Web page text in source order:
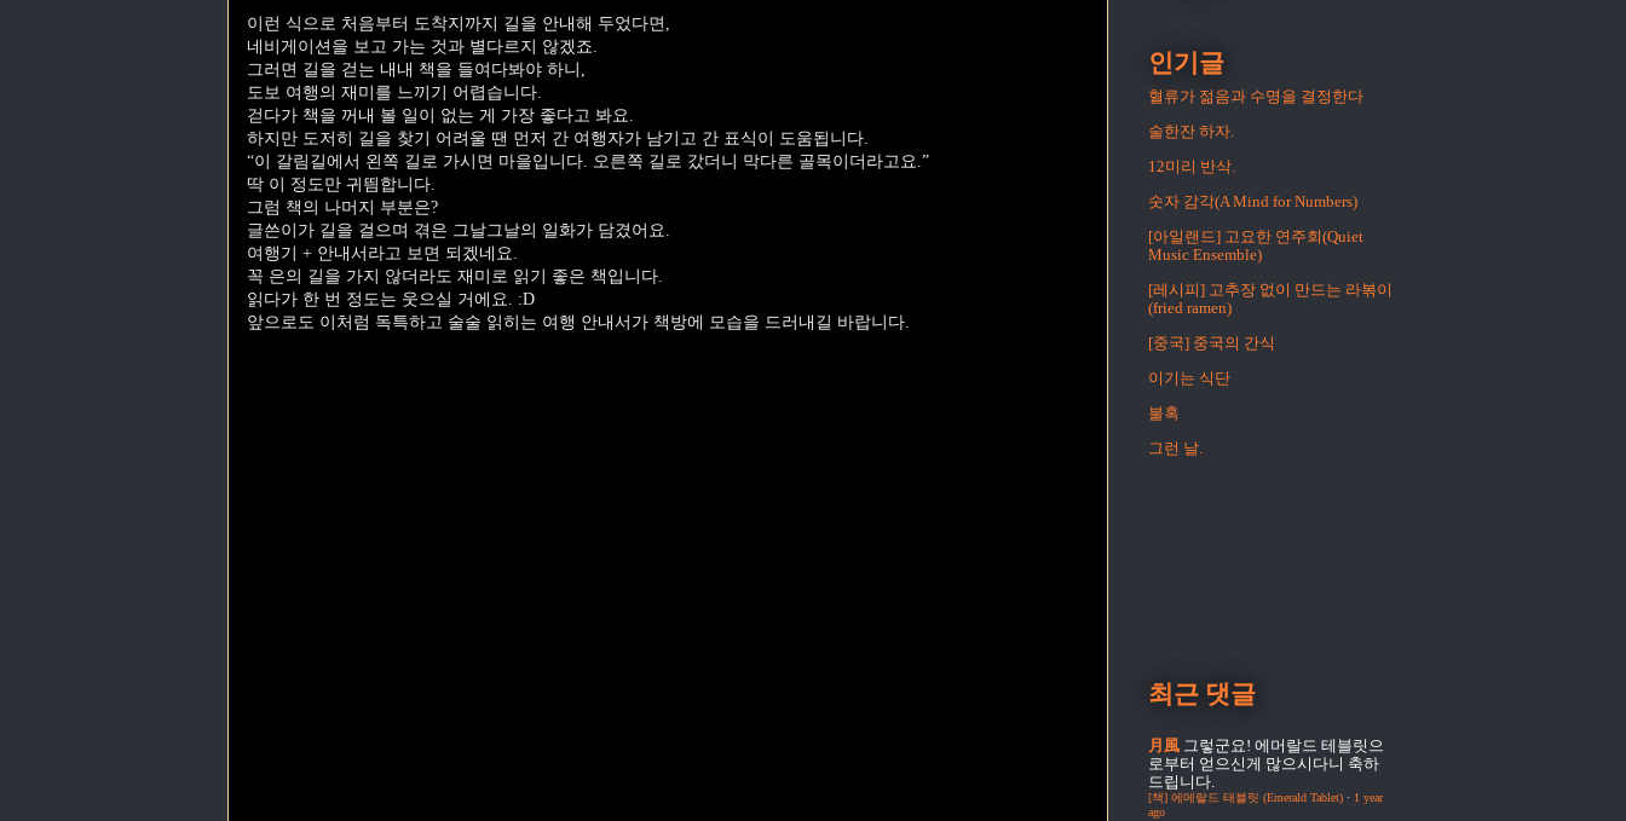
이런 식으로 처음부터 도착지까지 길을 안내해 두었다면,
네비게이션을 보고 가는 것과 별다르지 않겠죠.
그러면 길을 걷는 내내 책을 들여다봐야 하니,
도보 여행의 재미를 느끼기 어렵습니다.
걷다가 책을 꺼내 볼 일이 없는 게 가장 좋다고 봐요.
하지만 도저히 길을 찾기 어려울 땐 먼저 간 여행자가 남기고 간 표식이 도움됩니다.
“이 갈림길에서 왼쪽 길로 가시면 마을입니다. 오른쪽 길로 갔더니 막다른 골목이더라고요.”
딱 이 정도만 귀띔합니다.
그럼 책의 나머지 부분은?
글쓴이가 길을 걸으며 겪은 그날그날의 일화가 담겼어요.
여행기 + 안내서라고 보면 되겠네요.
꼭 은의 길을 가지 않더라도 재미로 읽기 좋은 책입니다.
읽다가 한 번 정도는 웃으실 거에요. :D
앞으로도 이처럼 독특하고 술술 읽히는 여행 안내서가 책방에 모습을 드러내길 바랍니다.
인기글
혈류가 젊음과 수명을 결정한다
술한잔 하자.
12미리 반삭.
숫자 감각(A Mind for Numbers)
[아일랜드] 고요한 연주회(Quiet
Music Ensemble)
[레시피] 고추장 없이 만드는 라볶이
(fried ramen)
[중국] 중국의 간식
이기는 식단
불혹
그런 날.
최근 댓글
月風 그렇군요! 에머랄드 테블릿으
로부터 얻으신게 많으시다니 축하
드립니다.
[책] 에메랄드 태블릿 (Emerald Tablet) · 1 year
ago